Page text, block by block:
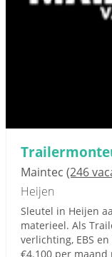
Maintec (246
Heijen
Sleutel in Heijen
materieel. Als
verlichting, EBS
€4.100 per maand